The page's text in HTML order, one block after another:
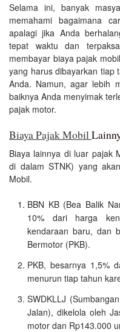
Selama ini, banyak
memahami bagaimana
apalagi jika Anda
tepat waktu dan
membayar biaya pajak
yang harus dibayarkan tiap
Anda. Namun, agar lebih
baiknya Anda menyimak
pajak motor.
Biaya Pajak Mobil
Biaya lainnya di luar pajak
di dalam STNK) yang
Mobil.
BBN KB (Bea Balik
10% dari harga
kendaraan baru, dan
Bermotor (PKB).
PKB, besarnya 1,5%
menurun tiap tahun
SWDKLLJ
Jalan), dikelola oleh
motor dan Rp143.000